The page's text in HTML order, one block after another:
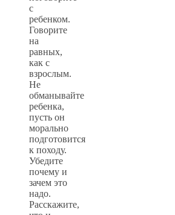
с
ребенком.
Говорите
на
равных,
как с
взрослым.
Не
обманывайте
ребенка,
пусть он
морально
подготовится
к походу.
Убедите
почему и
зачем это
надо.
Расскажите,